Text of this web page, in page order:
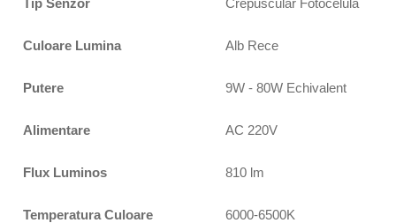
Tip Senzor Crepuscular Fotocelula
Culoare Lumina Alb Rece
Putere 9W - 80W Echivalent
Alimentare AC 220V
Flux Luminos 810 lm
Temperatura Culoare 6000-6500K